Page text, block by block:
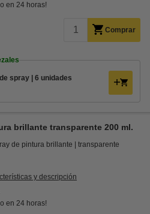
en 24 horas!
Comprar
spray | 6 unidades
brillante transparente 200 ml.
de pintura brillante
transparente
y descripción
en 24 horas!